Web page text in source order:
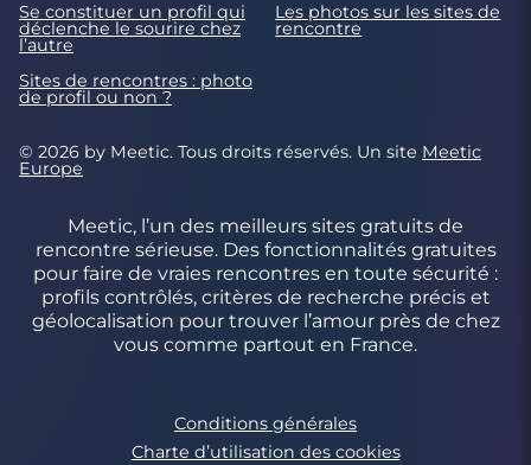
Se constituer un profil qui
déclenche le sourire chez
l’autre
Les photos sur les sites de
rencontre
Sites de rencontres : photo
de profil ou non ?
© 2026 by Meetic. Tous droits réservés. Un site Meetic
Europe
Meetic, l’un des meilleurs sites gratuits de
rencontre sérieuse. Des fonctionnalités gratuites
pour faire de vraies rencontres en toute sécurité :
profils contrôlés, critères de recherche précis et
géolocalisation pour trouver l’amour près de chez
vous comme partout en France.
Conditions générales
Charte d’utilisation des cookies